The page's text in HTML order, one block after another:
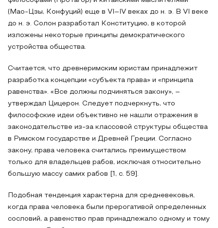
(Мао-Цзы, Конфуций) еще в VI–IV веках до н. э. В VI веке
до н. э. Солон разработал Конституцию, в которой
изложены некоторые принципы демократического
устройства общества.
Считается, что древнеримским юристам принадлежит
разработка концепции «субъекта права» и «принципа
равенства». «Все должны подчиняться закону», –
утверждал Цицерон. Следует подчеркнуть, что
философские идеи объективно не нашли отражения в
законодательстве из-за классовой структуры общества
в Римском государстве и Древней Греции. Согласно
закону, права человека считались преимуществом
только для владельцев рабов, исключая относительно
большую массу самих рабов [1, с. 59].
Подобная тенденция характерна для средневековья,
когда права человека были прерогативой определенных
сословий, а равенство прав принадлежало одному и тому